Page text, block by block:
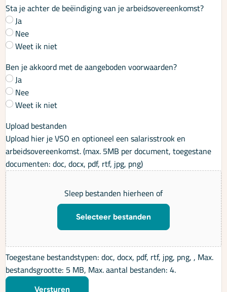
Sta je achter de beëindiging van je arbeidsovereenkomst?
Ja
Nee
Weet ik niet
Ben je akkoord met de aangeboden voorwaarden?
Ja
Nee
Weet ik niet
Upload bestanden
Upload hier je VSO en optioneel een salarisstrook en
arbeidsovereenkomst. (max. 5MB per document, toegestane
documenten: doc, docx, pdf, rtf, jpg, png)
Sleep bestanden hierheen of
Selecteer bestanden
Toegestane bestandstypen: doc, docx, pdf, rtf, jpg, png, , Max.
bestandsgrootte: 5 MB, Max. aantal bestanden: 4.
Versturen